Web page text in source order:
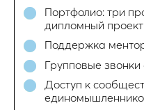
Портфолио: три
дипломный проект
Поддержка
Групповые
Доступ к